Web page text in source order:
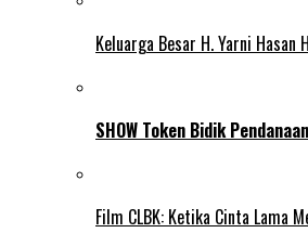
Keluarga Besar H. Yarni Hasan
SHOW Token Bidik
Film CLBK: Ketika Cinta Lama